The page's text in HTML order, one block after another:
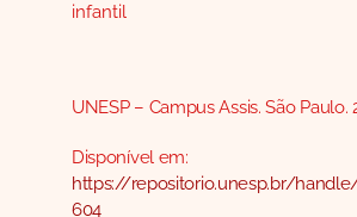
infantil
UNESP – Campus Assis. São Paulo.
Disponível em:
https://repositorio.unesp.br/
604